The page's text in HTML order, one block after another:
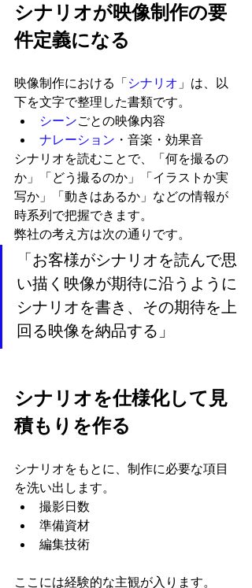
シナリオが映像制作の要
件定義になる
映像制作における「 シナリオ」は、以
下を文字で整理した書類です。
シーンごとの映像内容
ナレーション ・音楽・効果音
シナリオを読むことで、「何を撮るの
か」「どう撮るのか」「イラストか実
写か」「動きはあるか」などの情報が
時系列で把握できます。
弊社の考え方は次の通りです。
「お客様がシナリオを読んで思
い描く映像が期待に沿うように
シナリオを書き、その期待を上
回る映像を納品する」
シナリオを仕様化して見
積もりを作る
シナリオをもとに、制作に必要な項目
を洗い出します。
撮影日数
準備資材
編集技術
ここには経験的な主観が入ります。